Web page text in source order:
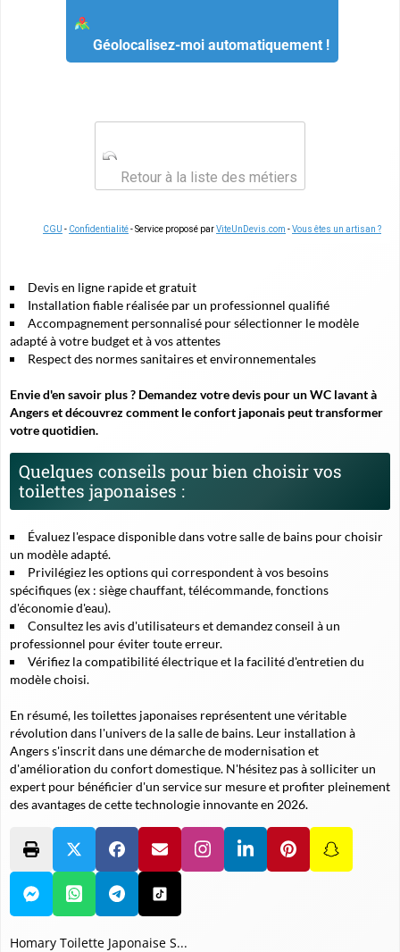
Géolocalisez-moi automatiquement !
Retour à la liste des métiers
CGU - Confidentialité- Service proposé parViteUnDevis.com -Vous êtes un artisan ?
Devis en ligne rapide et gratuit
Installation fiable réalisée par un professionnel qualifié
Accompagnement personnalisé pour sélectionner le modèle
adapté à votre budget et à vos attentes
Respect des normes sanitaires et environnementales
Envie d'en savoir plus ? Demandez votre devis pour un WC lavant à
Angers et découvrez comment le confort japonais peut transformer
votre quotidien.
Quelques conseils pour bien choisir vos
toilettes japonaises :
Évaluez l'espace disponible dans votre salle de bains pour choisir
un modèle adapté.
Privilégiez les options qui correspondent à vos besoins
spécifiques (ex : siège chauffant, télécommande, fonctions
d'économie d'eau).
Consultez les avis d'utilisateurs et demandez conseil à un
professionnel pour éviter toute erreur.
Vérifiez la compatibilité électrique et la facilité d'entretien du
modèle choisi.
En résumé, les toilettes japonaises représentent une véritable
révolution dans l'univers de la salle de bains. Leur installation à
Angers s'inscrit dans une démarche de modernisation et
d'amélioration du confort domestique. N'hésitez pas à solliciter un
expert pour bénéficier d'un service sur mesure et profiter pleinement
des avantages de cette technologie innovante en 2026.
Homary Toilette Japonaise S...